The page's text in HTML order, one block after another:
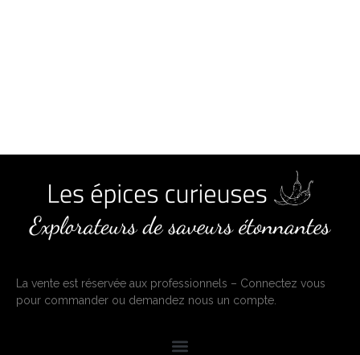
La vente est réservée aux professionnels – Connectez vous
pour commander ou demandez nous un compte.